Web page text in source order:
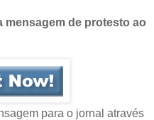
mensagem de protesto ao
para o jornal através